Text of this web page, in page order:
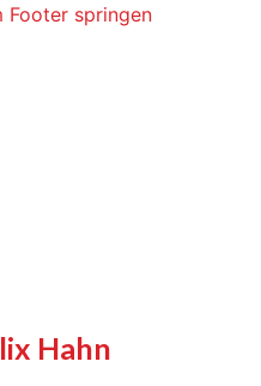
Footer springen
Hahn